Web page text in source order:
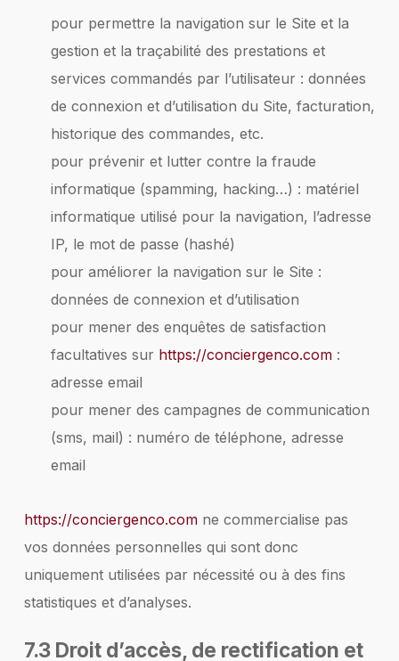
pour permettre la navigation sur le Site et la
gestion et la traçabilité des prestations et
services commandés par l’utilisateur : données
de connexion et d’utilisation du Site, facturation,
historique des commandes, etc.
pour prévenir et lutter contre la fraude
informatique (spamming, hacking…) : matériel
informatique utilisé pour la navigation, l’adresse
IP, le mot de passe (hashé)
pour améliorer la navigation sur le Site :
données de connexion et d’utilisation
pour mener des enquêtes de satisfaction
facultatives sur https://conciergenco.com:
adresse email
pour mener des campagnes de communication
(sms, mail) : numéro de téléphone, adresse
email
https://conciergenco.comne commercialise pas
vos données personnelles qui sont donc
uniquement utilisées par nécessité ou à des fins
statistiques et d’analyses.
7.3 Droit d’accès, de rectification et